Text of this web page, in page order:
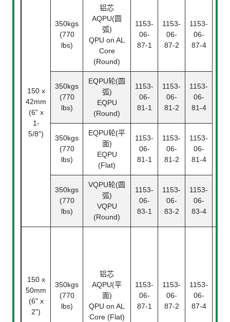
150 x
42mm
(6" x
1-
5/8")
350kgs
(770
lbs)
铝芯
AQPU(圆
弧)
QPU on AL
Core
(Round)
1153-
06-
87-1
1153-
06-
87-2
1153-
06-
87-4
350kgs
(770
lbs)
EQPU轮(圆
弧)
EQPU
(Round)
1153-
06-
81-1
1153-
06-
81-2
1153-
06-
81-4
350kgs
(770
lbs)
EQPU轮(平
面)
EQPU
(Flat)
1153-
06-
81-1
1153-
06-
81-2
1153-
06-
81-4
350kgs
(770
lbs)
VQPU轮(圆
弧)
VQPU
(Round)
1153-
06-
83-1
1153-
06-
83-2
1153-
06-
83-4
150 x
50mm
(6" x
2")
350kgs
(770
lbs)
铝芯
AQPU(平
面)
QPU on AL
Core (Flat)
1153-
06-
87-1
1153-
06-
87-2
1153-
06-
87-4